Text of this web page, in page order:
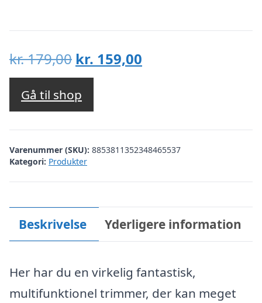
kr.179,00 Den
oprindelige
pris
var:
kr. 179,00.
kr. 159,00
kr. 159,00.
Gå til shop
Varenummer (SKU): 8853811352348465537
Kategori: Produkter
Beskrivelse Yderligere information
Her har du en virkelig fantastisk,
multifunktionel trimmer, der kan meget